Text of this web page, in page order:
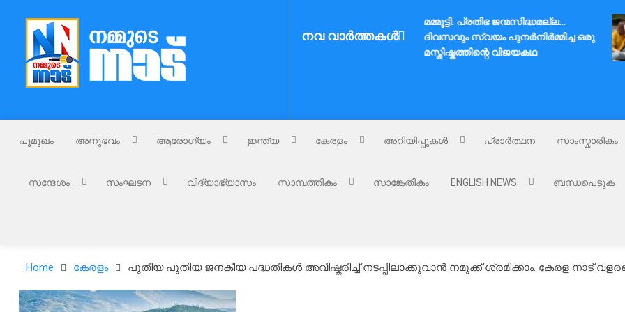
Nammude Naadu
നമ്മുടെ നാട്
നവ വാർത്തകൾ
മമ്മൂട്ടി: പ്രതിഭ ജന്മസിദ്ധമല്ല…
ദിവസവും സ്വയം പുനർനിർമ്മിച്ച ഒരു
മസ്തിഷ്കത്തിന്റെ വിജയകഥ
പൂമുഖം അനുഭവം ആരോഗ്യം ഇന്ത്യ കേരളം അറിയിപ്പുകൾ പ്രാർത്ഥന സാംസ്കാരികം
സന്ദേശം സംഘടന വിദ്യാഭ്യാസം സാമ്പത്തികം സാങ്കേതികം ENGLISH NEWS ബന്ധപെടുക
Home കേരളം പുതിയ പുതിയ ജനകീയ പദ്ധതികൾ അവിഷ്കരിച്ച് നടപ്പിലാക്കുവാൻ നമുക്ക് ശ്രമിക്കാം. കേരള നാട്